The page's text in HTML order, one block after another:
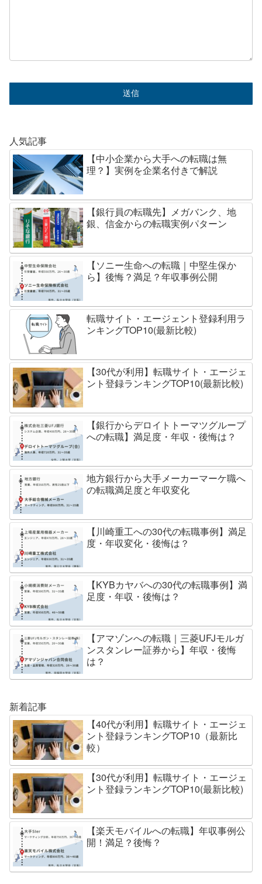
人気記事
【中小企業から大手への転職は無
理？】実例を企業名付きで解説
【銀行員の転職先】メガバンク、地
銀、信金からの転職実例パターン
【ソニー生命への転職｜中堅生保か
ら】後悔？満足？年収事例公開
転職サイト・エージェント登録利用ラ
ンキングTOP10(最新比較)
【30代が利用】転職サイト・エージェ
ント登録ランキングTOP10(最新比較)
【銀行からデロイトトーマツグループ
への転職】満足度・年収・後悔は？
地方銀行から大手メーカーマーケ職へ
の転職満足度と年収変化
【川崎重工への30代の転職事例】満足
度・年収変化・後悔は？
【KYBカヤバへの30代の転職事例】満
足度・年収・後悔は？
【アマゾンへの転職｜三菱UFJモルガ
ンスタンレー証券から】年収・後悔
は？
新着記事
【40代が利用】転職サイト・エージェ
ント登録ランキングTOP10（最新比
較）
【30代が利用】転職サイト・エージェ
ント登録ランキングTOP10(最新比較)
【楽天モバイルへの転職】年収事例公
開！満足？後悔？